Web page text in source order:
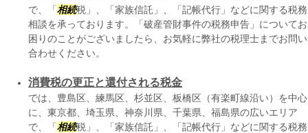
で、「 相続税」、「家族信託」、「記帳代行」などに関する税務
相談を承っております。「破産管財事件の税務申告」についてお
困りのことがございましたら、お気軽に弊社の税理士までお問い
合わせください。
消費税の更正と還付される税金
では、豊島区、練馬区、杉並区、板橋区（有楽町線沿い）を中心
に、東京都、埼玉県、神奈川県、千葉県、福島県の広いエリア
で、「 相続税」、「家族信託」、「記帳代行」などに関する税務